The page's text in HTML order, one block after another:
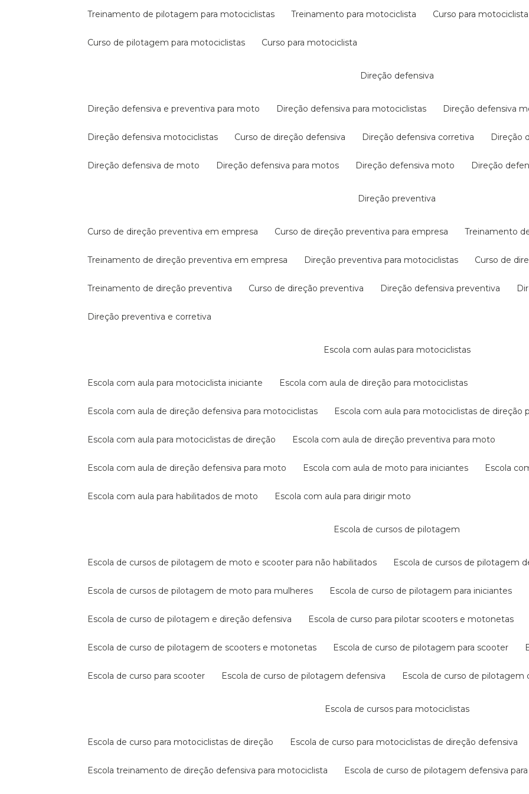
treinamento de pilotagem para motociclistas treinamento para motociclista curso para
curso de pilotagem para motociclistas curso para motociclista
direção defensiva
direção defensiva e preventiva para moto direção defensiva para motociclistas direção defensiva
direção defensiva motociclistas curso de direção defensiva direção defensiva corretiva
direção defensiva de moto direção defensiva para motos direção defensiva moto direção
direção preventiva
curso de direção preventiva em empresa curso de direção preventiva para empresa treinamento
treinamento de direção preventiva em empresa direção preventiva para motociclistas curso de
treinamento de direção preventiva curso de direção preventiva direção defensiva preventiva
direção preventiva e corretiva
escola com aulas para motociclistas
escola com aula para motociclista iniciante escola com aula de direção para motociclistas
escola com aula de direção defensiva para motociclistas escola com aula para motociclistas de direção
escola com aula para motociclistas de direção escola com aula de direção preventiva para moto
escola com aula de direção defensiva para moto escola com aula de moto para iniciantes escola
escola com aula para habilitados de moto escola com aula para dirigir moto
escola de cursos de pilotagem
escola de cursos de pilotagem de moto e scooter para não habilitados escola de cursos de pilotagem
escola de cursos de pilotagem de moto para mulheres escola de curso de pilotagem para iniciantes
escola de curso de pilotagem e direção defensiva escola de curso para pilotar scooters e motonetas
escola de curso de pilotagem de scooters e motonetas escola de curso de pilotagem para scooter
escola de curso para scooter escola de curso de pilotagem defensiva escola de curso de
escola de cursos para motociclistas
escola de curso para motociclistas de direção escola de curso para motociclistas de direção defensiva
escola treinamento de direção defensiva para motociclista escola de curso de pilotagem defensiva